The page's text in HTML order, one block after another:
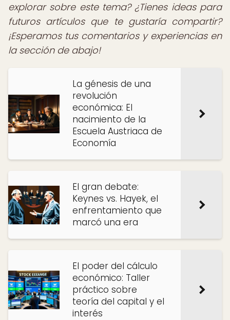
explorar sobre este tema? ¿Tienes ideas para
futuros artículos que te gustaría compartir?
¡Esperamos tus comentarios y experiencias en
la sección de abajo!
La génesis de una
revolución
económica: El
nacimiento de la
Escuela Austriaca de
Economía
El gran debate:
Keynes vs. Hayek, el
enfrentamiento que
marcó una era
El poder del cálculo
económico: Taller
práctico sobre
teoría del capital y el
interés